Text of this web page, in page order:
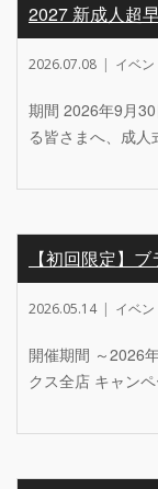
2027 新成人超
2026.07.08 イベ
期間 2026年9月
る皆さまへ、成
【初回限定】
2026.05.14 イベ
開催期間 ～2026
クス全店 キャン